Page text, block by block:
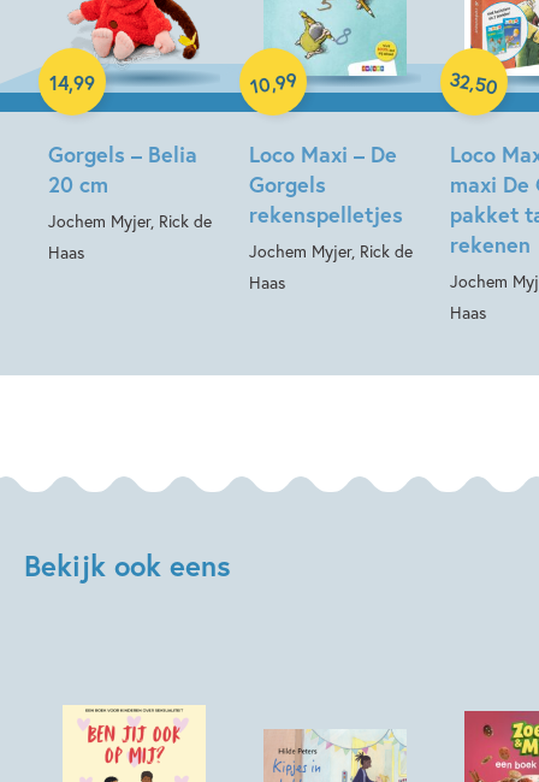
Gorgels – Belia
20 cm
Jochem Myjer, Rick de
Haas
14,99
Knuffel
Loco Maxi – De
Gorgels
rekenspelletjes
Jochem Myjer, Rick de
Haas
10,99
Paperback
Loco
maxi De
pakket
rekenen
Jochem
Haas
32,50
Paperback
Bekijk ook eens